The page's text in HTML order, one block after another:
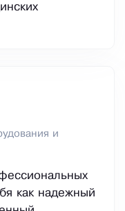
и
как надежный